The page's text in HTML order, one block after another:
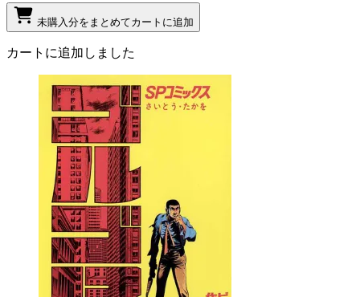
未購入分をまとめてカートに追加
カートに追加しました